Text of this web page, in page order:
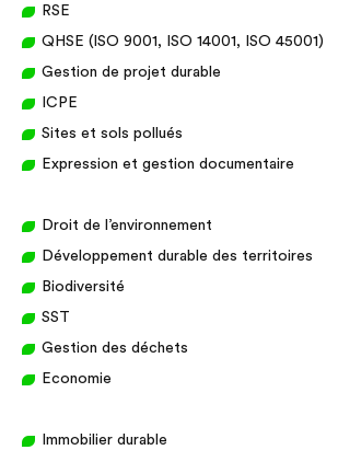
RSE
QHSE (ISO 9001, ISO 14001, ISO 45001)
Gestion de projet durable
ICPE
Sites et sols pollués
Expression et gestion documentaire
Droit de l’environnement
Développement durable des territoires
Biodiversité
SST
Gestion des déchets
Economie
Immobilier durable